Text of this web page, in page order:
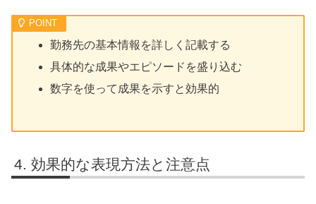
勤務先の基本情報を詳しく記載する
具体的な成果やエピソードを盛り込む
数字を使って成果を示すと効果的
効果的な表現方法と注意点